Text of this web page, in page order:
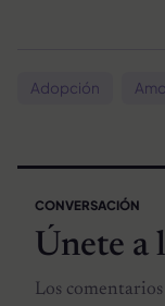
Adopción
CONVERSACIÓN
Únete a
Los